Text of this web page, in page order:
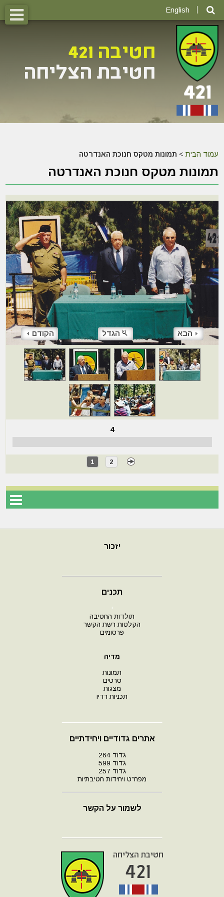
English
עמוד הבית > תמונות מטקס חנוכת האנדרטה
תמונות מטקס חנוכת האנדרטה
הקודם הגדל הבא
4
1 2
יזכור
תכנים
י
תולדות החטיבה
הקלטות רשת הקשר
פרסומים
מדיה
תמונות
סרטים
מצגות
תכניות רדיו
אתרים גדודיים ויחידתיים
גדוד 264
גדוד 599
גדוד 257
מפח"ט ויחידות חטיבתיות
לשמור על הקשר